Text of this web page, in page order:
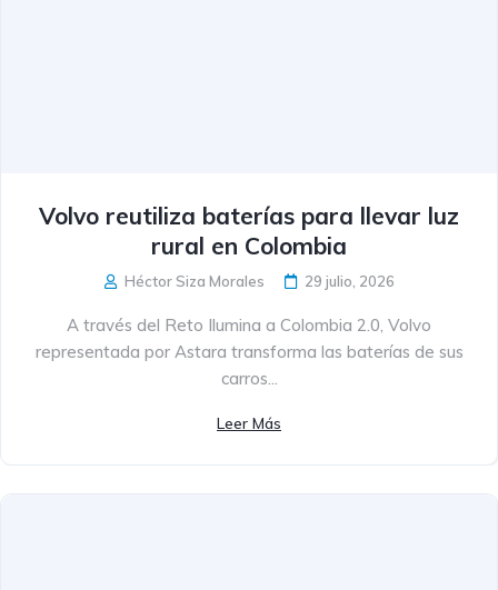
Volvo reutiliza baterías para llevar luz
rural en Colombia
Héctor Siza Morales 29 julio, 2026
A través del Reto Ilumina a Colombia 2.0, Volvo
representada por Astara transforma las baterías de sus
carros...
Leer Más